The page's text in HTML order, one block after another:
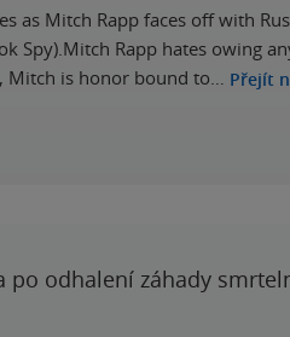
as Mitch Rapp faces off with
Spy).Mitch Rapp hates owing
Mitch is honor bound to… Přejít
odhalení záhady